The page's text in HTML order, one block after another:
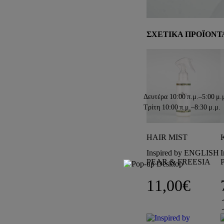
ΣΧΕΤΙΚΑ
HAIR MIST
Inspired by ENGLISH
PEAR & FREESIA
11,00€
Δευτέρα 10:00 π.μ.–5:00
Τρίτη 10:00 π.μ.–8:30 μ.μ.